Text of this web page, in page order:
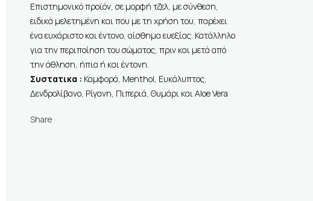
Επιστημονικό προϊόν, σε μορφή τζελ, με σύνθεση,
ειδικά μελετημένη και που με τη χρήση του, παρέχει
ένα ευχάριστο και έντονο, αίσθημα ευεξίας. Κατάλληλο
για την περιποίηση του σώματος, πριν και μετά από
την άθληση, ήπια ή και έντονη.
Συστατικα : Καμφορά, Menthol, Ευκάλυπτος,
Δενδρολίβανο, Ρίγανη, Πιπεριά, Θυμάρι και Aloe Vera
Share